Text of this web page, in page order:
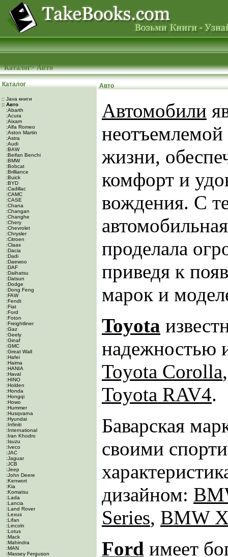
Каталог>Авто
Каталог
:: Java книги
:: Авто
:Abarth
:Acura
:Aixam
:Alfa Romeo
:Aston Martin
:Astra
:Audi
:BAW
:Beifan Benchi
:BMW
:Bobcat
:Brilliance
:Buick
:BYD
:Cadillac
:CAMC
:CASE
:Chana
:Changan
:Changhe
:Chery
:Chevrolet
:Chrysler
:Citroen
:Claas
:Dacia
:Dadi
:Daewoo
:DAF
:Daihatsu
:Datsun
:Dodge
:Dong Feng
:FAW
:Fendt
:Fiat
:Ford
:Foton
:Freightliner
:Gaz
:Geely
:Ginaf
:GMC
:Great Wall
:Hafei
:Haima
:HANIA
:Haval
:HINO
:Holden
:Honda
:Hongqi
:Howo
:Hummer
:Husqvarna
:Hyundai
:Infiniti
:International
:Iran Khodro
:Isuzu
:Iveco
:JAC
:Jaguar
:JCB
:Jeep
:John Deere
:Kenwort
:Kia
:Komatsu
:Lada
:Lancia
:Land Rover
:Lexus
:Lifan
:Lincoln
:Lotus
:Mack
:Mahindra
:MAN
:Massey Ferguson
Авто
Автомобили
жизни,
комфорт и
вождения. С
проделала
приведя к
марок и
Toyota
надежностью
Toyota Corolla
Toyota RAV4.
Баварская
своими
дизайном:
Series, BMW
Ford имеет